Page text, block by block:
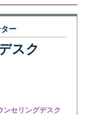
ー
スク
ンセリングデスク